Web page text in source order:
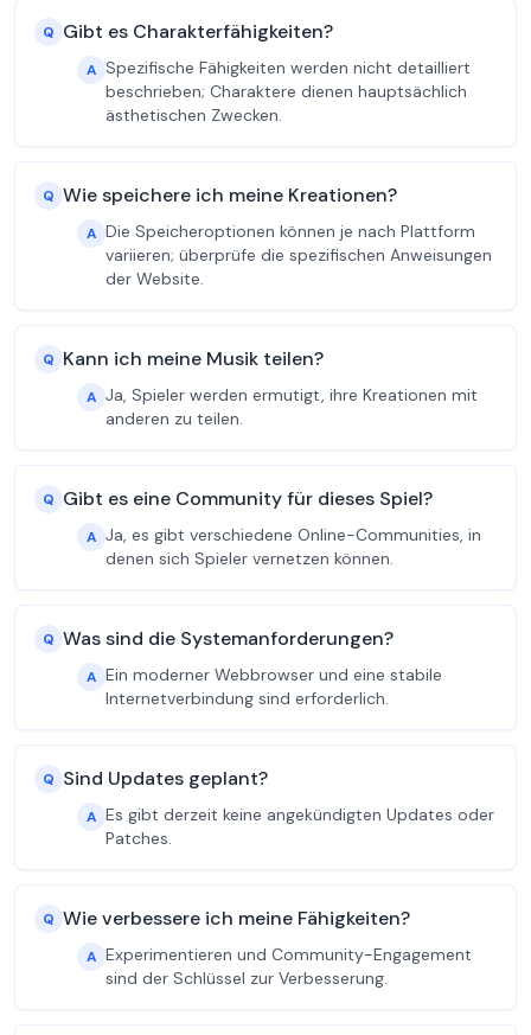
Q Gibt es Charakterfähigkeiten?
A Spezifische Fähigkeiten werden nicht detailliert
beschrieben; Charaktere dienen hauptsächlich
ästhetischen Zwecken.
Q Wie speichere ich meine Kreationen?
A Die Speicheroptionen können je nach Plattform
variieren; überprüfe die spezifischen Anweisungen
der Website.
Q Kann ich meine Musik teilen?
A Ja, Spieler werden ermutigt, ihre Kreationen mit
anderen zu teilen.
Q Gibt es eine Community für dieses Spiel?
A Ja, es gibt verschiedene Online-Communities, in
denen sich Spieler vernetzen können.
Q Was sind die Systemanforderungen?
A Ein moderner Webbrowser und eine stabile
Internetverbindung sind erforderlich.
Q Sind Updates geplant?
A Es gibt derzeit keine angekündigten Updates oder
Patches.
Q Wie verbessere ich meine Fähigkeiten?
A Experimentieren und Community-Engagement
sind der Schlüssel zur Verbesserung.